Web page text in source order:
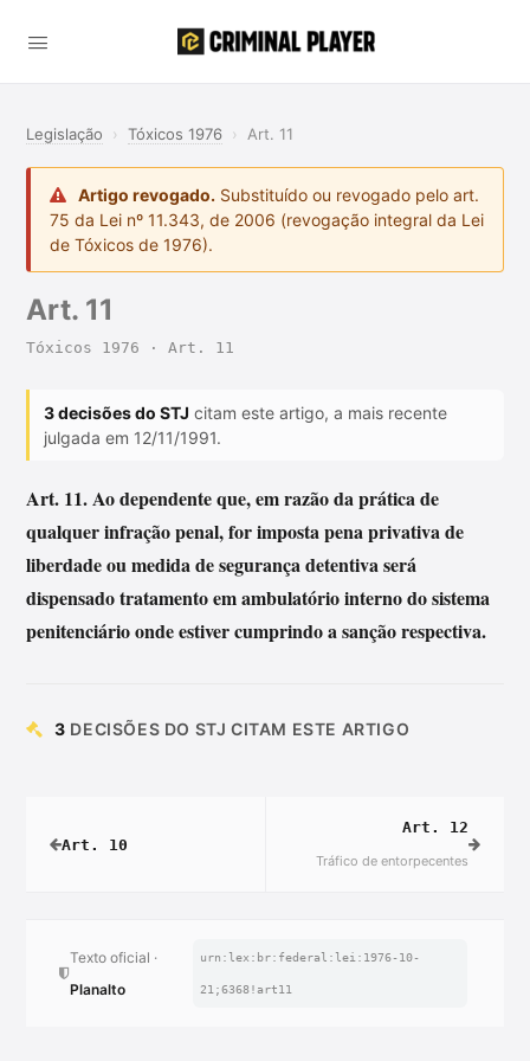
Legislação › Tóxicos 1976 › Art. 11
Artigo revogado. Substituído ou revogado pelo art.
75 da Lei nº 11.343, de 2006 (revogação integral da Lei
de Tóxicos de 1976).
Art. 11
Tóxicos 1976 · Art. 11
3 decisões do STJ citam este artigo, a mais recente
julgada em 12/11/1991.
Art. 11. Ao dependente que, em razão da prática de
qualquer infração penal, for imposta pena privativa de
liberdade ou medida de segurança detentiva será
dispensado tratamento em ambulatório interno do sistema
penitenciário onde estiver cumprindo a sanção respectiva.
3 DECISÕES DO STJ CITAM ESTE ARTIGO
Art. 10
Art. 12
Tráfico de entorpecentes
Texto oficial ·
Planalto
urn:lex:br:federal:lei:1976-10-
21;6368!art11